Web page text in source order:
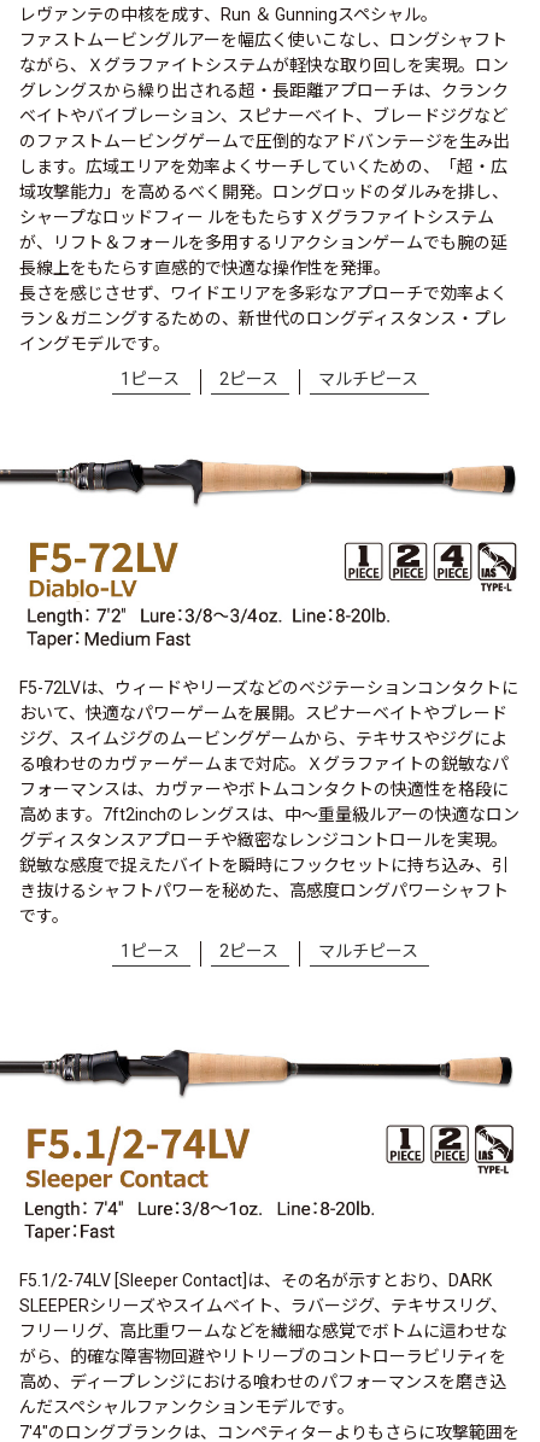
レヴァンテの中核を成す、Run ＆ Gunningスペシャル。
ファストムービングルアーを幅広く使いこなし、ロングシャフト
ながら、Ｘグラファイトシステムが軽快な取り回しを実現。ロン
グレングスから繰り出される超・長距離アプローチは、クランク
ベイトやバイブレーション、スピナーベイト、ブレードジグなど
のファストムービングゲームで圧倒的なアドバンテージを生み出
します。広域エリアを効率よくサーチしていくための、「超・広
域攻撃能力」を高めるべく開発。ロングロッドのダルみを排し、
シャープなロッドフィー ルをもたらすＸグラファイトシステム
が、リフト＆フォールを多用するリアクションゲームでも腕の延
長線上をもたらす直感的で快適な操作性を発揮。
長さを感じさせず、ワイドエリアを多彩なアプローチで効率よく
ラン＆ガニングするための、新世代のロングディスタンス・プレ
イングモデルです。
1ピース
2ピース マルチピース
F5-72LVは、ウィードやリーズなどのベジテーションコンタクトに
おいて、快適なパワーゲームを展開。スピナーベイトやブレード
ジグ、スイムジグのムービングゲームから、テキサスやジグによ
る喰わせのカヴァーゲームまで対応。Ｘグラファイトの鋭敏なパ
フォーマンスは、カヴァーやボトムコンタクトの快適性を格段に
高めます。7ft2inchのレングスは、中～重量級ルアーの快適なロン
グディスタンスアプローチや緻密なレンジコントロールを実現。
鋭敏な感度で捉えたバイトを瞬時にフックセットに持ち込み、引
き抜けるシャフトパワーを秘めた、高感度ロングパワーシャフト
です。
1ピース
2ピース マルチピース
F5.1/2-74LV [Sleeper Contact]は、その名が示すとおり、DARK
SLEEPERシリーズやスイムベイト、ラバージグ、テキサスリグ、
フリーリグ、高比重ワームなどを繊細な感覚でボトムに這わせな
がら、的確な障害物回避やリトリーブのコントローラビリティを
高め、ディープレンジにおける喰わせのパフォーマンスを磨き込
んだスペシャルファンクションモデルです。
7'4"のロングブランクは、コンペティターよりもさらに攻撃範囲を